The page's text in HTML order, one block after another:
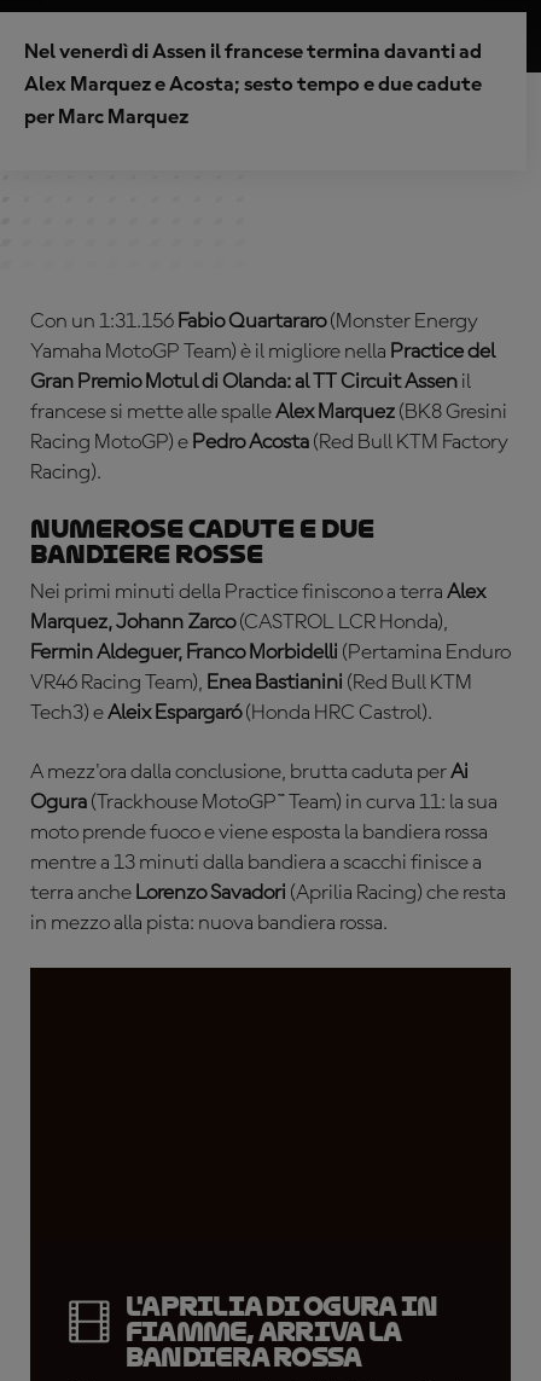
Nel venerdì di Assen il francese termina davanti ad
Alex Marquez e Acosta; sesto tempo e due cadute
per Marc Marquez
Con un 1:31.156 Fabio Quartararo(Monster Energy
Yamaha MotoGP Team) è il migliore nella Practice del
Gran Premio Motul di Olanda: al TT Circuit Assen il
francese si mette alle spalleAlex Marquez (BK8 Gresini
Racing MotoGP) e Pedro Acosta (Red Bull KTM Factory
Racing).
Numerose cadute e due
bandiere rosse
Nei primi minuti della Practice finiscono a terra Alex
Marquez, Johann Zarco(CASTROL LCR Honda),
Fermin Aldeguer, Franco Morbidelli (Pertamina Enduro
VR46 Racing Team), Enea Bastianini (Red Bull KTM
Tech3) eAleix Espargaró(Honda HRC Castrol).
A mezz'ora dalla conclusione, brutta caduta perAi
Ogura (Trackhouse MotoGP™ Team) in curva 11: la sua
moto prende fuoco e viene esposta la bandiera rossa
mentre a 13 minuti dalla bandiera a scacchi finisce a
terra anche Lorenzo Savadori (Aprilia Racing) che resta
in mezzo alla pista: nuova bandiera rossa.
L'Aprilia di Ogura in
fiamme, arriva la
bandiera rossa